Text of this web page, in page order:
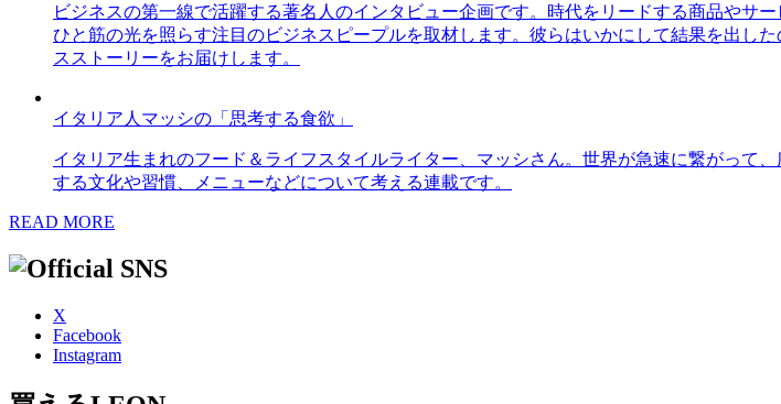
ビジネスの第一線で活躍する著名人のインタビュー企画です。時代をリードする商品やサ
ひと筋の光を照らす注目のビジネスピープルを取材します。彼らはいかにして結果を出し
スストーリーをお届けします。
イタリア人マッシの「思考する食欲」
イタリア生まれのフード＆ライフスタイルライター、マッシさん。世界が急速に繋がって
する文化や習慣、メニューなどについて考える連載です。
READ MORE
X
Facebook
Instagram